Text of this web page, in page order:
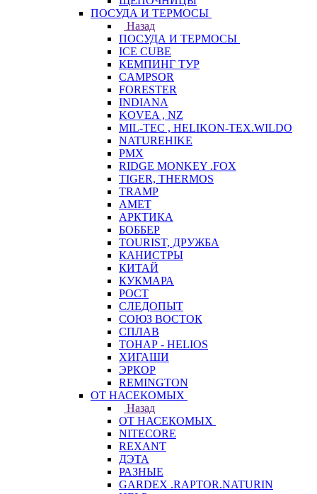
ПОСУДА И ТЕРМОСЫ
Назад
ПОСУДА И ТЕРМОСЫ
ICE CUBE
КЕМПИНГ ТУР
CAMPSOR
FORESTER
INDIANA
KOVEA , NZ
MIL-TEC , HELIKON-TEX.WILDO
NATUREHIKE
PMX
RIDGE MONKEY .FOX
TIGER, THERMOS
TRAMP
АМЕТ
АРКТИКА
БОББЕР
TOURIST, ДРУЖБА
КАНИСТРЫ
КИТАЙ
КУКМАРА
РОСТ
СЛЕДОПЫТ
СОЮЗ ВОСТОК
СПЛАВ
ТОНАР - HELIOS
ХИГАШИ
ЭРКОР
REMINGTON
ОТ НАСЕКОМЫХ
Назад
ОТ НАСЕКОМЫХ
NITECORE
REXANT
ДЭТА
РАЗНЫЕ
GARDEX .RAPTOR.NATURIN